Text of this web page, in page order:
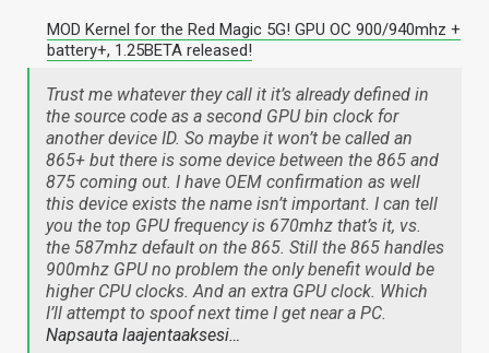
MOD Kernel for the Red Magic 5G! GPU OC 900/940mhz +
battery+, 1.25BETA released!
Trust me whatever they call it it’s already defined in
the source code as a second GPU bin clock for
another device ID. So maybe it won’t be called an
865+ but there is some device between the 865 and
875 coming out. I have OEM confirmation as well
this device exists the name isn’t important. I can tell
you the top GPU frequency is 670mhz that’s it, vs.
the 587mhz default on the 865. Still the 865 handles
900mhz GPU no problem the only benefit would be
higher CPU clocks. And an extra GPU clock. Which
I’ll attempt to spoof next time I get near a PC.
Napsauta laajentaaksesi…